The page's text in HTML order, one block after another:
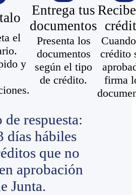
el
y
Entrega tus
documentos​
Presenta los
documentos
según el tipo
de crédito.​
crédito
firma
respuesta:
días hábiles
que no
aprobación
Junta.